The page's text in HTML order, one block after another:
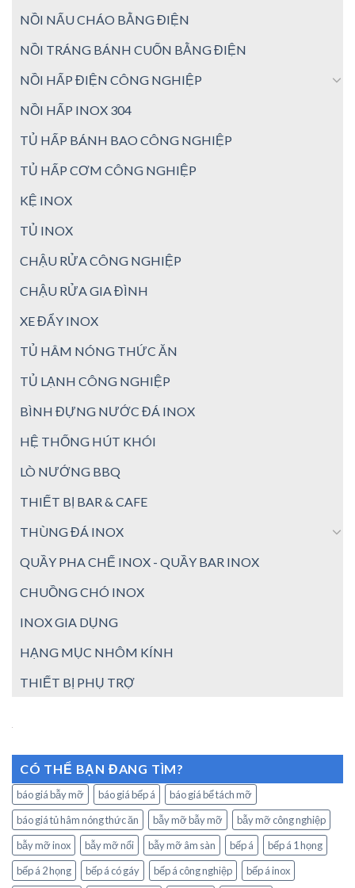
NỒI NẤU CHÁO BẰNG ĐIỆN
NỒI TRÁNG BÁNH CUỐN BẰNG ĐIỆN
NỒI HẤP ĐIỆN CÔNG NGHIỆP
NỒI HẤP INOX 304
TỦ HẤP BÁNH BAO CÔNG NGHIỆP
TỦ HẤP CƠM CÔNG NGHIỆP
KỆ INOX
TỦ INOX
CHẬU RỬA CÔNG NGHIỆP
CHẬU RỬA GIA ĐÌNH
XE ĐẨY INOX
TỦ HÂM NÓNG THỨC ĂN
TỦ LẠNH CÔNG NGHIỆP
BÌNH ĐỰNG NƯỚC ĐÁ INOX
HỆ THỐNG HÚT KHÓI
LÒ NƯỚNG BBQ
THIẾT BỊ BAR & CAFE
THÙNG ĐÁ INOX
QUẦY PHA CHẾ INOX - QUẦY BAR INOX
CHUỒNG CHÓ INOX
INOX GIA DỤNG
HẠNG MỤC NHÔM KÍNH
THIẾT BỊ PHỤ TRỢ
CÓ THỂ BẠN ĐANG TÌM?
báo giá bẫy mỡ báo giá bếp á
báo giá bể tách mỡ
báo giá tủ hâm nóng thức ăn
bẫy mỡ bẫy mỡ
bẫy mỡ công nghiệp
bẫy mỡ inox
bẫy mỡ nổi bẫy mỡ âm sàn bếp á
bếp á 1 họng
bếp á 2 họng
bếp á có gáy bếp á công nghiệp bếp á inox